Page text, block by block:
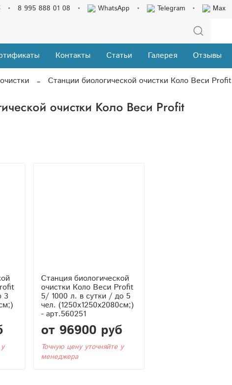
8 995 888 01 08 WhatsApp Telegram Max
Контакты Статьи Галерея Отзывы
Станции биологической очистки Коло Веси Profit
очистки Коло Веси Profit
3
Станция биологической
очистки Коло Веси Profit
5/ 1000 л. в сутки / до 5
чел. (1250x1250x2080см;)
- арт.560251
от 96900 руб
Точную цену уточняйте у
менеджера